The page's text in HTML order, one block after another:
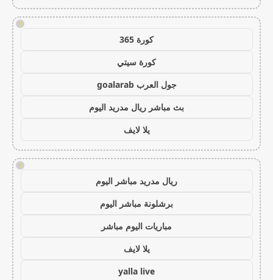
!
كورة 365
كورة سيتي
جول العرب goalarab
بث مباشر ريال مدريد اليوم
يلا لايف
!
ريال مدريد مباشر اليوم
برشلونة مباشر اليوم
مباريات اليوم مباشر
يلا لايف
yalla live